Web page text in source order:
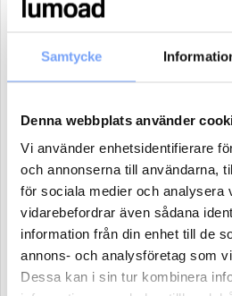
Samtycke
Denna webbplats använder
Vi använder enhetsidentifierare
och annonserna till användarna,
för sociala medier och analysera
vidarebefordrar även sådana
information från din enhet till de
annons- och analysföretag som
Dessa kan i sin tur kombinera
27
3 5 6
10 11
17 18 19 20
24 25 26 27
31 1 2 3
Antal paket (se ovan)